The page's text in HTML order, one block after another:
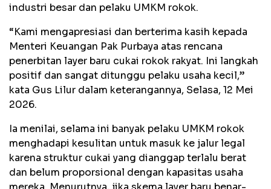
industri besar dan pelaku UMKM rokok.
“Kami mengapresiasi dan berterima kasih kepada
Menteri Keuangan Pak Purbaya atas rencana
penerbitan layer baru cukai rokok rakyat. Ini langkah
positif dan sangat ditunggu pelaku usaha kecil,”
kata Gus Lilur dalam keterangannya, Selasa, 12 Mei
2026.
Ia menilai, selama ini banyak pelaku UMKM rokok
menghadapi kesulitan untuk masuk ke jalur legal
karena struktur cukai yang dianggap terlalu berat
dan belum proporsional dengan kapasitas usaha